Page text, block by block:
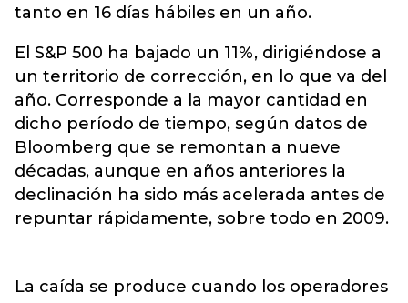
tanto en 16 días hábiles en un año.
El S&P 500 ha bajado un 11%, dirigiéndose a
un territorio de corrección, en lo que va del
año. Corresponde a la mayor cantidad en
dicho período de tiempo, según datos de
Bloomberg que se remontan a nueve
décadas, aunque en años anteriores la
declinación ha sido más acelerada antes de
repuntar rápidamente, sobre todo en 2009.
La caída se produce cuando los operadores